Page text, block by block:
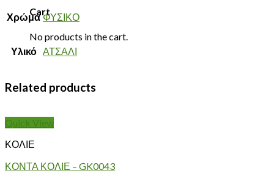
Cart
No products in the cart.
Χρώμα ΦΥΣΙΚΟ
Υλικό ΑΤΣΑΛΙ
Related products
Quick View
ΚΟΛΙΕ
ΚΟΝΤΑ ΚΟΛΙΕ – GK0043